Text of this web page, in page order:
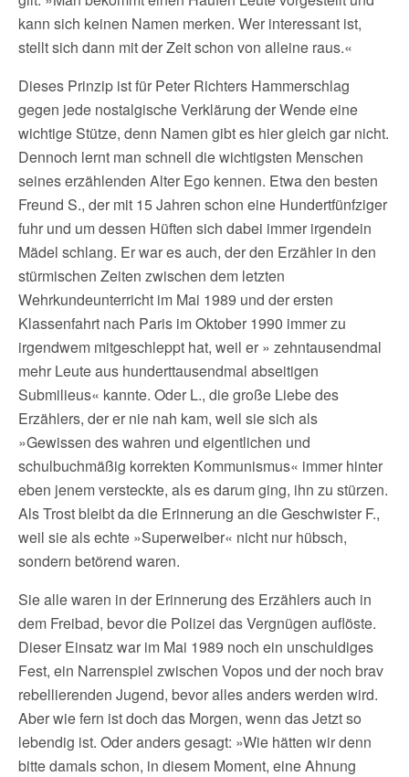
kann sich keinen Namen merken. Wer interessant ist,
stellt sich dann mit der Zeit schon von alleine raus.«
Dieses Prinzip ist für Peter Richters Hammerschlag
gegen jede nostalgische Verklärung der Wende eine
wichtige Stütze, denn Namen gibt es hier gleich gar nicht.
Dennoch lernt man schnell die wichtigsten Menschen
seines erzählenden Alter Ego kennen. Etwa den besten
Freund S., der mit 15 Jahren schon eine Hundertfünfziger
fuhr und um dessen Hüften sich dabei immer irgendein
Mädel schlang. Er war es auch, der den Erzähler in den
stürmischen Zeiten zwischen dem letzten
Wehrkundeunterricht im Mai 1989 und der ersten
Klassenfahrt nach Paris im Oktober 1990 immer zu
irgendwem mitgeschleppt hat, weil er » zehntausendmal
mehr Leute aus hunderttausendmal abseitigen
Submilieus« kannte. Oder L., die große Liebe des
Erzählers, der er nie nah kam, weil sie sich als
»Gewissen des wahren und eigentlichen und
schulbuchmäßig korrekten Kommunismus« immer hinter
eben jenem versteckte, als es darum ging, ihn zu stürzen.
Als Trost bleibt da die Erinnerung an die Geschwister F.,
weil sie als echte »Superweiber« nicht nur hübsch,
sondern betörend waren.
Sie alle waren in der Erinnerung des Erzählers auch in
dem Freibad, bevor die Polizei das Vergnügen auflöste.
Dieser Einsatz war im Mai 1989 noch ein unschuldiges
Fest, ein Narrenspiel zwischen Vopos und der noch brav
rebellierenden Jugend, bevor alles anders werden wird.
Aber wie fern ist doch das Morgen, wenn das Jetzt so
lebendig ist. Oder anders gesagt: »Wie hätten wir denn
bitte damals schon, in diesem Moment, eine Ahnung